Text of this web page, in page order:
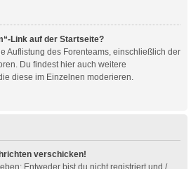
Link auf der Startseite?
Auflistung des Forenteams, einschließlich der
Du findest hier auch weitere
diese im Einzelnen moderieren.
verschicken!
Entweder bist du nicht registriert und /